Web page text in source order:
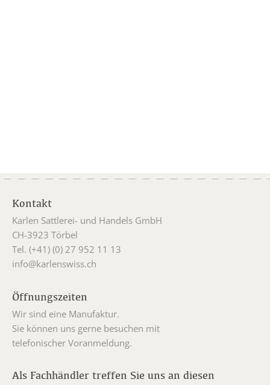
Kontakt
Karlen Sattlerei- und Handels GmbH
CH-3923 Törbel
Tel. (+41) (0) 27 952 11 13
info@karlenswiss.ch
Öffnungszeiten
Wir sind eine Manufaktur.
Sie können uns gerne besuchen mit
telefonischer Voranmeldung.
Als Fachhändler treffen Sie uns an diesen